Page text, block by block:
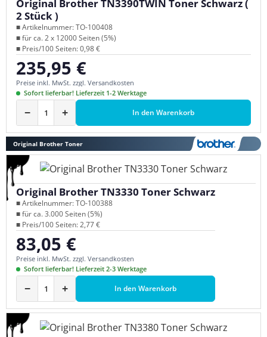
Original Brother TN3390TWIN Toner Schwarz (
2 Stück )
■ Artikelnummer: TO-100408
■ für ca. 2 x 12000 Seiten (5%)
■ Preis/100 Seiten: 0,98 €
Regulärer Preis:
235,95 €
Preise inkl. MwSt. zzgl. Versandkosten
Sofort lieferbar! Lieferzeit 1-2 Werktage
− + In den Warenkorb
Original Brother Toner
Original Brother TN3330 Toner Schwarz
■ Artikelnummer: TO-100388
■ für ca. 3.000 Seiten (5%)
■ Preis/100 Seiten: 2,77 €
Regulärer Preis:
83,05 €
Preise inkl. MwSt. zzgl. Versandkosten
Sofort lieferbar! Lieferzeit 2-3 Werktage
− + In den Warenkorb